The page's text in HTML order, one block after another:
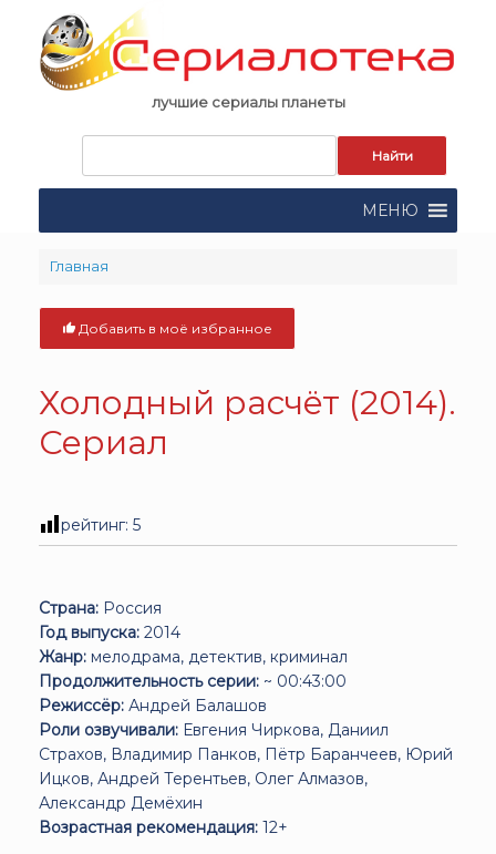
content
лучшие сериалы планеты
поиска:
МЕНЮ
Главная
Добавить в моё избранное
Холодный расчёт (2014).
Сериал
рейтинг: 5
Страна: Россия
Год выпуска: 2014
Жанр: мелодрама, детектив, криминал
Продолжительность серии: ~ 00:43:00
Режиссёр: Андрей Балашов
Роли озвучивали: Евгения Чиркова, Даниил
Страхов, Владимир Панков, Пётр Баранчеев, Юрий
Ицков, Андрей Терентьев, Олег Алмазов,
Александр Демёхин
Возрастная рекомендация: 12+